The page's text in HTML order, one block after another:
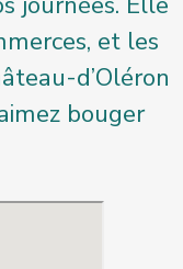
et les
d’Oléron
bouger